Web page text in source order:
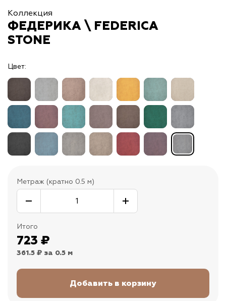
Коллекция
ФЕДЕРИКА \ FEDERICA
STONE
Цвет:
Метраж (кратно 0.5 м)
Итого
723 ₽
361.5 ₽ за 0.5 м